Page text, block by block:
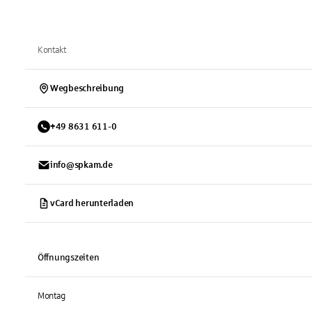
Kontakt
Wegbeschreibung
+49 8631 611-0
info@spkam.de
vCard herunterladen
Öffnungszeiten
Montag